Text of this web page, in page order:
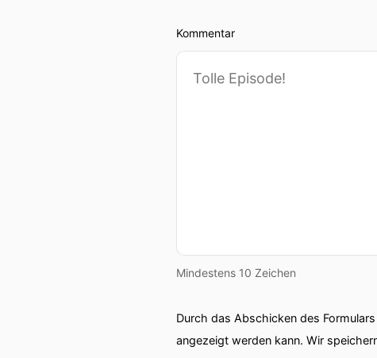
Kommentar
Mindestens 10 Zeichen
Durch das Abschicken des
angezeigt werden kann. Wir